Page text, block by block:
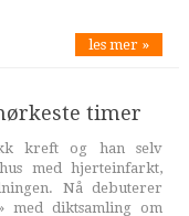
les mer »
timer
kreft og han selv
med hjerteinfarkt,
Nå debuterer
med diktsamling om